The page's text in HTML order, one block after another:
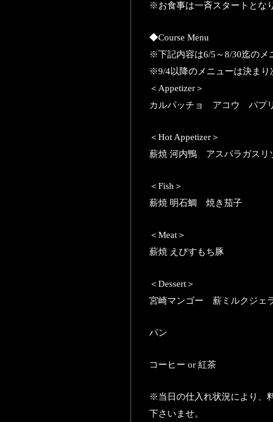
※お食事は一斉スタートとな
◆Course Menu
※下記内容は6/5～8/30迄のメ
※9/4以降のメニューは決まり
＜Appetizer＞
カルパッチョ アコウ パプ
＜Hot Appetizer＞
薪焼 河内鴨 アスパラガスリ
＜Fish＞
薪焼 明石鯛 焼き茄子
＜Meat＞
薪焼 えびすもち豚
＜Dessert＞
宮崎マンゴー 薪ミルクジェ
パン
コーヒー or 紅茶
※当日の仕入れ状況により、
下さいませ。